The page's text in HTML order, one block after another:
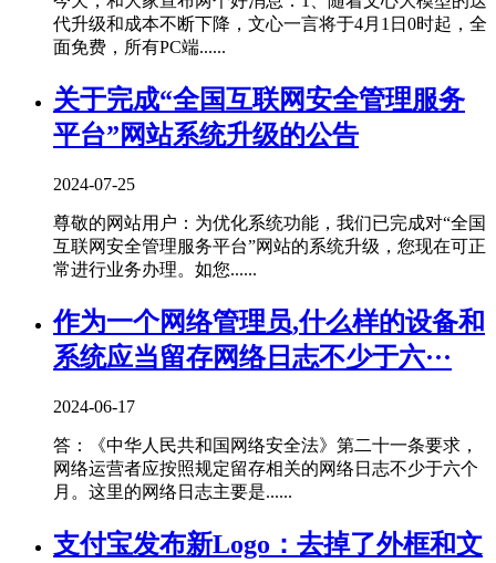
代升级和成本不断下降，文心一言将于4月1日0时起，全
面免费，所有PC端......
关于完成“全国互联网安全管理服务
平台”网站系统升级的公告
2024-07-25
尊敬的网站用户：为优化系统功能，我们已完成对“全国
互联网安全管理服务平台”网站的系统升级，您现在可正
常进行业务办理。如您......
作为一个网络管理员,什么样的设备和
系统应当留存网络日志不少于六···
2024-06-17
答：《中华人民共和国网络安全法》第二十一条要求，
网络运营者应按照规定留存相关的网络日志不少于六个
月。这里的网络日志主要是......
支付宝发布新Logo：去掉了外框和文